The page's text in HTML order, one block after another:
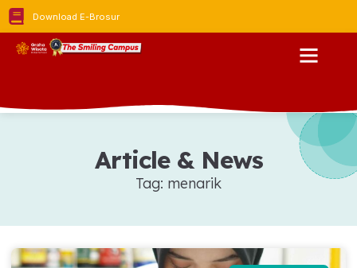
Download E-Brosur
Article & News
Tag: menarik